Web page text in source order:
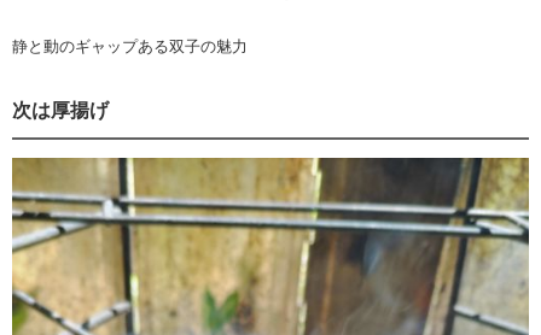
静と動のギャップある双子の魅力
次は厚揚げ